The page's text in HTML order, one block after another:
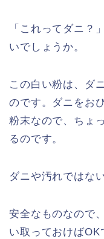
「これってダニ？
いでしょうか。
この白い粉は、ダ
のです。ダニをお
粉末なので、ちょ
るのです。
ダニや汚れではな
安全なものなので
い取っておけばOK